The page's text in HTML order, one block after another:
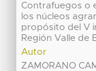
Contrafuegos o
los núcleos
propósito del V
Región Valle de
Autor
ZAMORANO